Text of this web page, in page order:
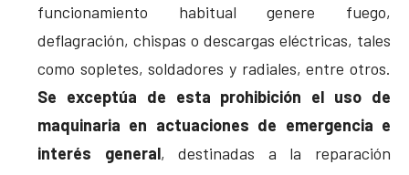
funcionamiento habitual genere fuego,
deflagración, chispas o descargas eléctricas, tales
como sopletes, soldadores y radiales, entre otros.
Se exceptúa de esta prohibición el uso de
maquinaria en actuaciones de emergencia e
interés general, destinadas a la reparación